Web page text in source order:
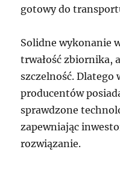
gotowy do
Solidne wykonanie
trwałość zbiornika,
szczelność. Dlatego
producentów
sprawdzone
zapewniając
rozwiązanie.